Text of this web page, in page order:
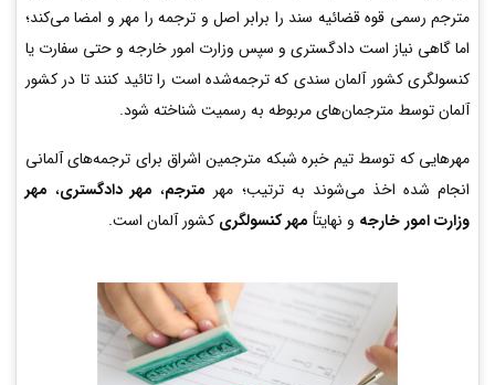
مترجم رسمی قوه قضائیه سند را برابر اصل و ترجمه را مهر و امضا می‌کند؛
اما گاهی نیاز است دادگستری و سپس وزارت امور خارجه و حتی سفارت یا
کنسولگری کشور آلمان سندی که ترجمه‌شده است را تائید کنند تا در کشور
آلمان توسط مترجمان‌های مربوطه به رسمیت شناخته شود.
مهرهایی که توسط تیم خبره شبکه مترجمین اشراق برای ترجمه‌های آلمانی
انجام شده اخذ می‌شوند به ترتیب؛ مهر مترجم، مهر دادگستری، مهر
وزارت امور خارجه و نهایتاً مهر کنسولگری کشور آلمان است.